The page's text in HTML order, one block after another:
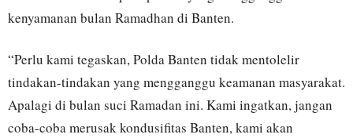
kenyamanan bulan Ramadhan di Banten.
“Perlu kami tegaskan, Polda Banten tidak mentolelir
tindakan-tindakan yang mengganggu keamanan masyarakat.
Apalagi di bulan suci Ramadan ini. Kami ingatkan, jangan
coba-coba merusak kondusifitas Banten, kami akan